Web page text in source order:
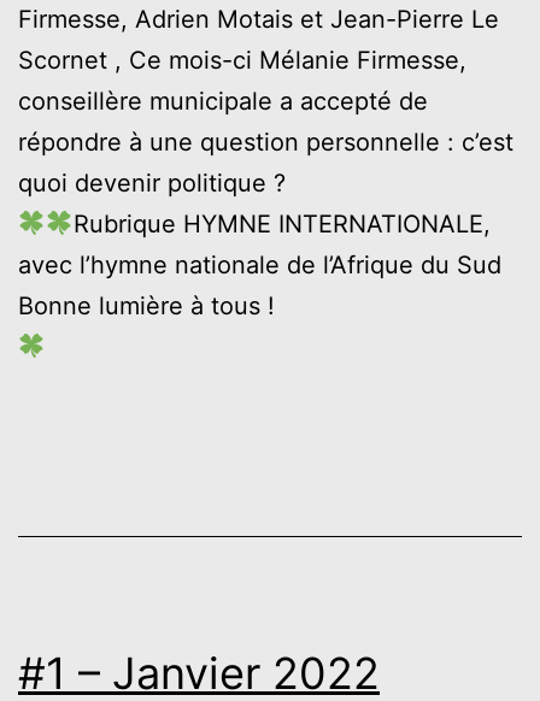
Firmesse, Adrien Motais et Jean-Pierre Le
Scornet , Ce mois-ci Mélanie Firmesse,
conseillère municipale a accepté de
répondre à une question personnelle : c’est
quoi devenir politique ?
Rubrique HYMNE INTERNATIONALE,
avec l’hymne nationale de l’Afrique du Sud
Bonne lumière à tous !
#1 – Janvier 2022